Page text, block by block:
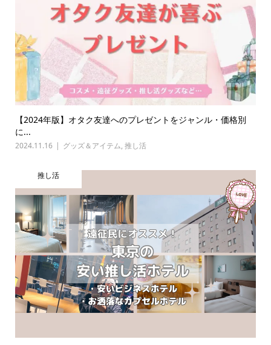
【2024年版】オタク友達へのプレゼントをジャンル・価格別
に...
2024.11.16 グッズ＆アイテム, 推し活
推し活